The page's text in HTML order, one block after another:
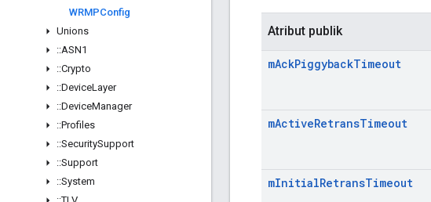
WRMPConfig
Unions
::ASN1
::Crypto
::DeviceLayer
::DeviceManager
::Profiles
::SecuritySupport
::Support
::System
Atribut publik
mAckPiggybackTimeout
mActiveRetransTimeout
mInitialRetransTimeout